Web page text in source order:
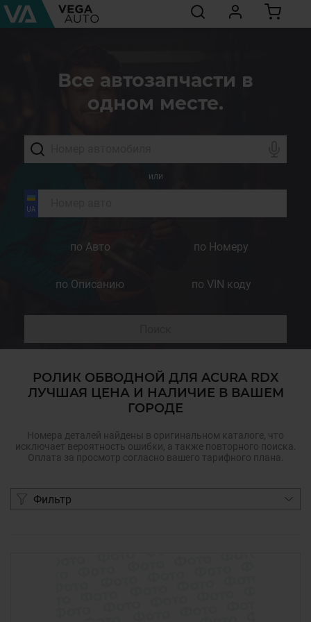
Все автозапчасти в
одном месте.
или
по Авто по Номеру
по Описанию по VIN коду
РОЛИК ОБВОДНОЙ ДЛЯ ACURA RDX
ЛУЧШАЯ ЦЕНА И НАЛИЧИЕ В ВАШЕМ
ГОРОДЕ
Номера деталей найдены в оригинальном каталоге, что
исключает вероятность ошибки, а также повторного поиска.
Оплата за просмотр согласно вашего тарифного плана.
Фильтр